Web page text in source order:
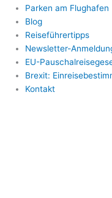
Parken am Flughafen
Blog
Reiseführertipps
Newsletter-
EU-
Brexit:
Kontakt